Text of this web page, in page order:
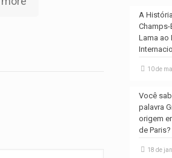
A
Champs-
Lama ao
10 de
Você
palavra
origem
de Paris?
18 de